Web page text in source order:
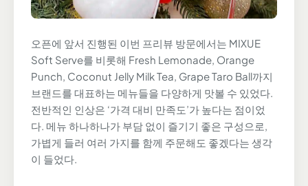
오픈에 앞서 진행된 이번 프리뷰 방문에서는 MIXUE
Soft Serve를 비롯해 Fresh Lemonade, Orange
Punch, Coconut Jelly Milk Tea, Grape Taro Ball까지
브랜드를 대표하는 메뉴들을 다양하게 맛볼 수 있었다.
전반적인 인상은 ‘가격 대비 만족도’가 높다는 점이었
다. 메뉴 하나하나가 부담 없이 즐기기 좋은 구성으로,
가볍게 들러 여러 가지를 함께 주문해도 좋겠다는 생각
이 들었다.